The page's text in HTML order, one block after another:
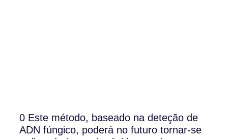
0 Este método, baseado na deteção de
ADN fúngico, poderá no futuro tornar-se